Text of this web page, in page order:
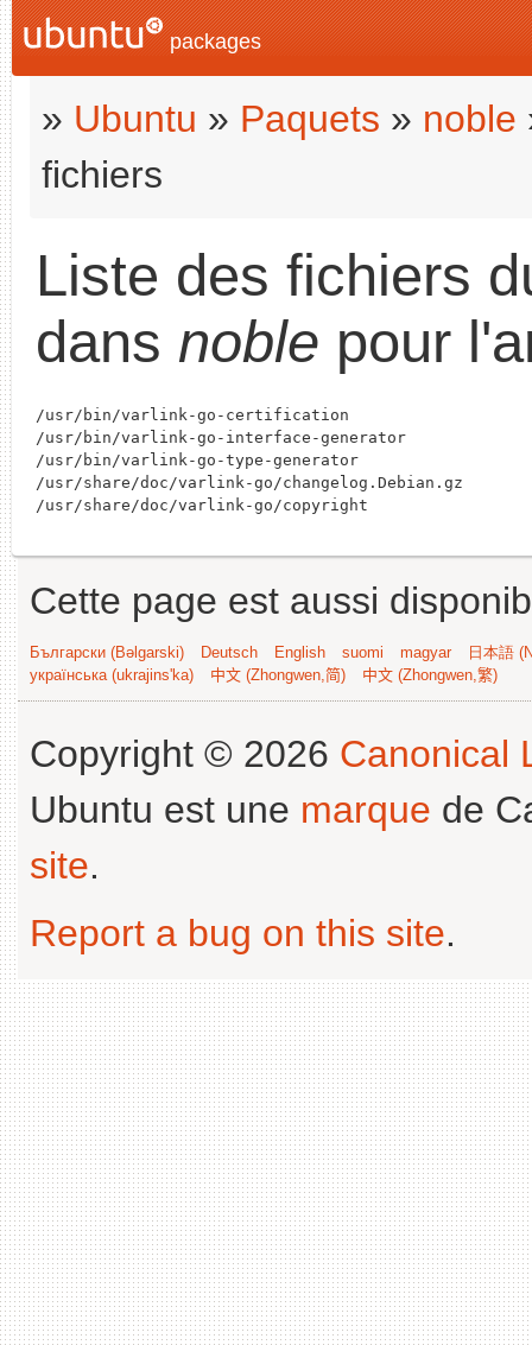
packages
» Ubuntu » Paquets » noble
fichiers
Liste des fichiers
dans noble pour
/usr/bin/varlink-go-certification
/usr/bin/varlink-go-interface-generator
/usr/bin/varlink-go-type-generator
/usr/share/doc/varlink-go/changelog.Debian.gz
Cette page est aussi
Български (Bəlgarski) Deutsch English suomi magyar
日本語
українська (ukrajins'ka)
中文 (Zhongwen,简) 中文 (Zhongwen,繁)
Copyright © 2026 Canonical
Ubuntu est une marque de
site.
Report a bug on this site.